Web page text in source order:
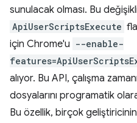
sunulacak olması. Bu
ApiUserScriptsExecute
için Chrome'u --enable-
alıyor. Bu API, çalışma
dosyalarını programatik
Bu özellik, birçok